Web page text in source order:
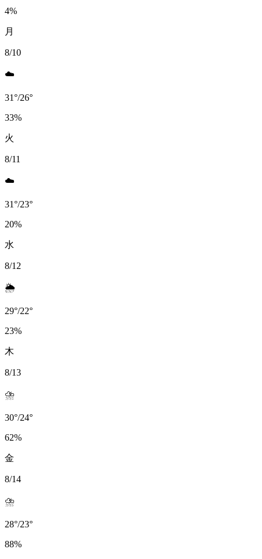
4%
月
8/10
☁️
31°/26°
33%
火
8/11
☁️
31°/23°
20%
水
8/12
🌦️
29°/22°
23%
木
8/13
⛈️
30°/24°
62%
金
8/14
⛈️
28°/23°
88%